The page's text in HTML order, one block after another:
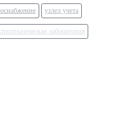
узлел учета
лаборатория